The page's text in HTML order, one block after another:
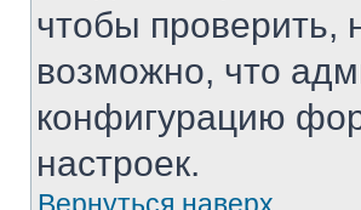
чтобы проверить,
возможно, что
конфигурацию
настроек.